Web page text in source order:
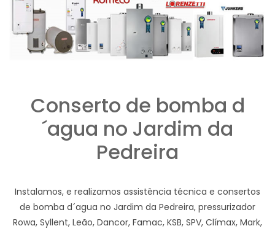
Conserto de bomba d
´agua no Jardim da
Pedreira
Instalamos, e realizamos assistência técnica e consertos
de bomba d´agua no Jardim da Pedreira, pressurizador
Rowa, Syllent, Leão, Dancor, Famac, KSB, SPV, Clímax, Mark,